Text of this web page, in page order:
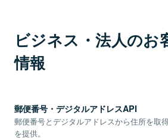
ビジネス・法人のお
情報
郵便番号・デジタルアドレスAPI
郵便番号とデジタルアドレスから住所を取
を提供。